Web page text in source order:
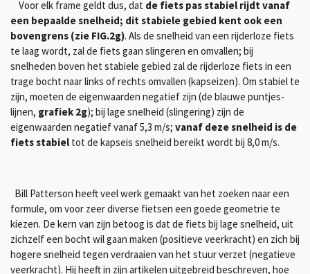
Voor elk frame geldt dus, dat de fiets pas stabiel rijdt vanaf
een bepaalde snelheid; dit stabiele gebied kent ook een
bovengrens (zie FIG.2g). Als de snelheid van een rijderloze fiets
te laag wordt, zal de fiets gaan slingeren en omvallen; bij
snelheden boven het stabiele gebied zal de rijderloze fiets in een
trage bocht naar links of rechts omvallen (kapseizen). Om stabiel te
zijn, moeten de eigenwaarden negatief zijn (de blauwe puntjes-
lijnen, grafiek 2g); bij lage snelheid (slingering) zijn de
eigenwaarden negatief vanaf 5,3 m/s; vanaf deze snelheid is de
fiets stabiel tot de kapseis snelheid bereikt wordt bij 8,0 m/s.
Bill Patterson heeft veel werk gemaakt van het zoeken naar een
formule, om voor zeer diverse fietsen een goede geometrie te
kiezen. De kern van zijn betoog is dat de fiets bij lage snelheid, uit
zichzelf een bocht wil gaan maken (positieve veerkracht) en zich bij
hogere snelheid tegen verdraaien van het stuur verzet (negatieve
veerkracht). Hij heeft in zijn artikelen uitgebreid beschreven, hoe